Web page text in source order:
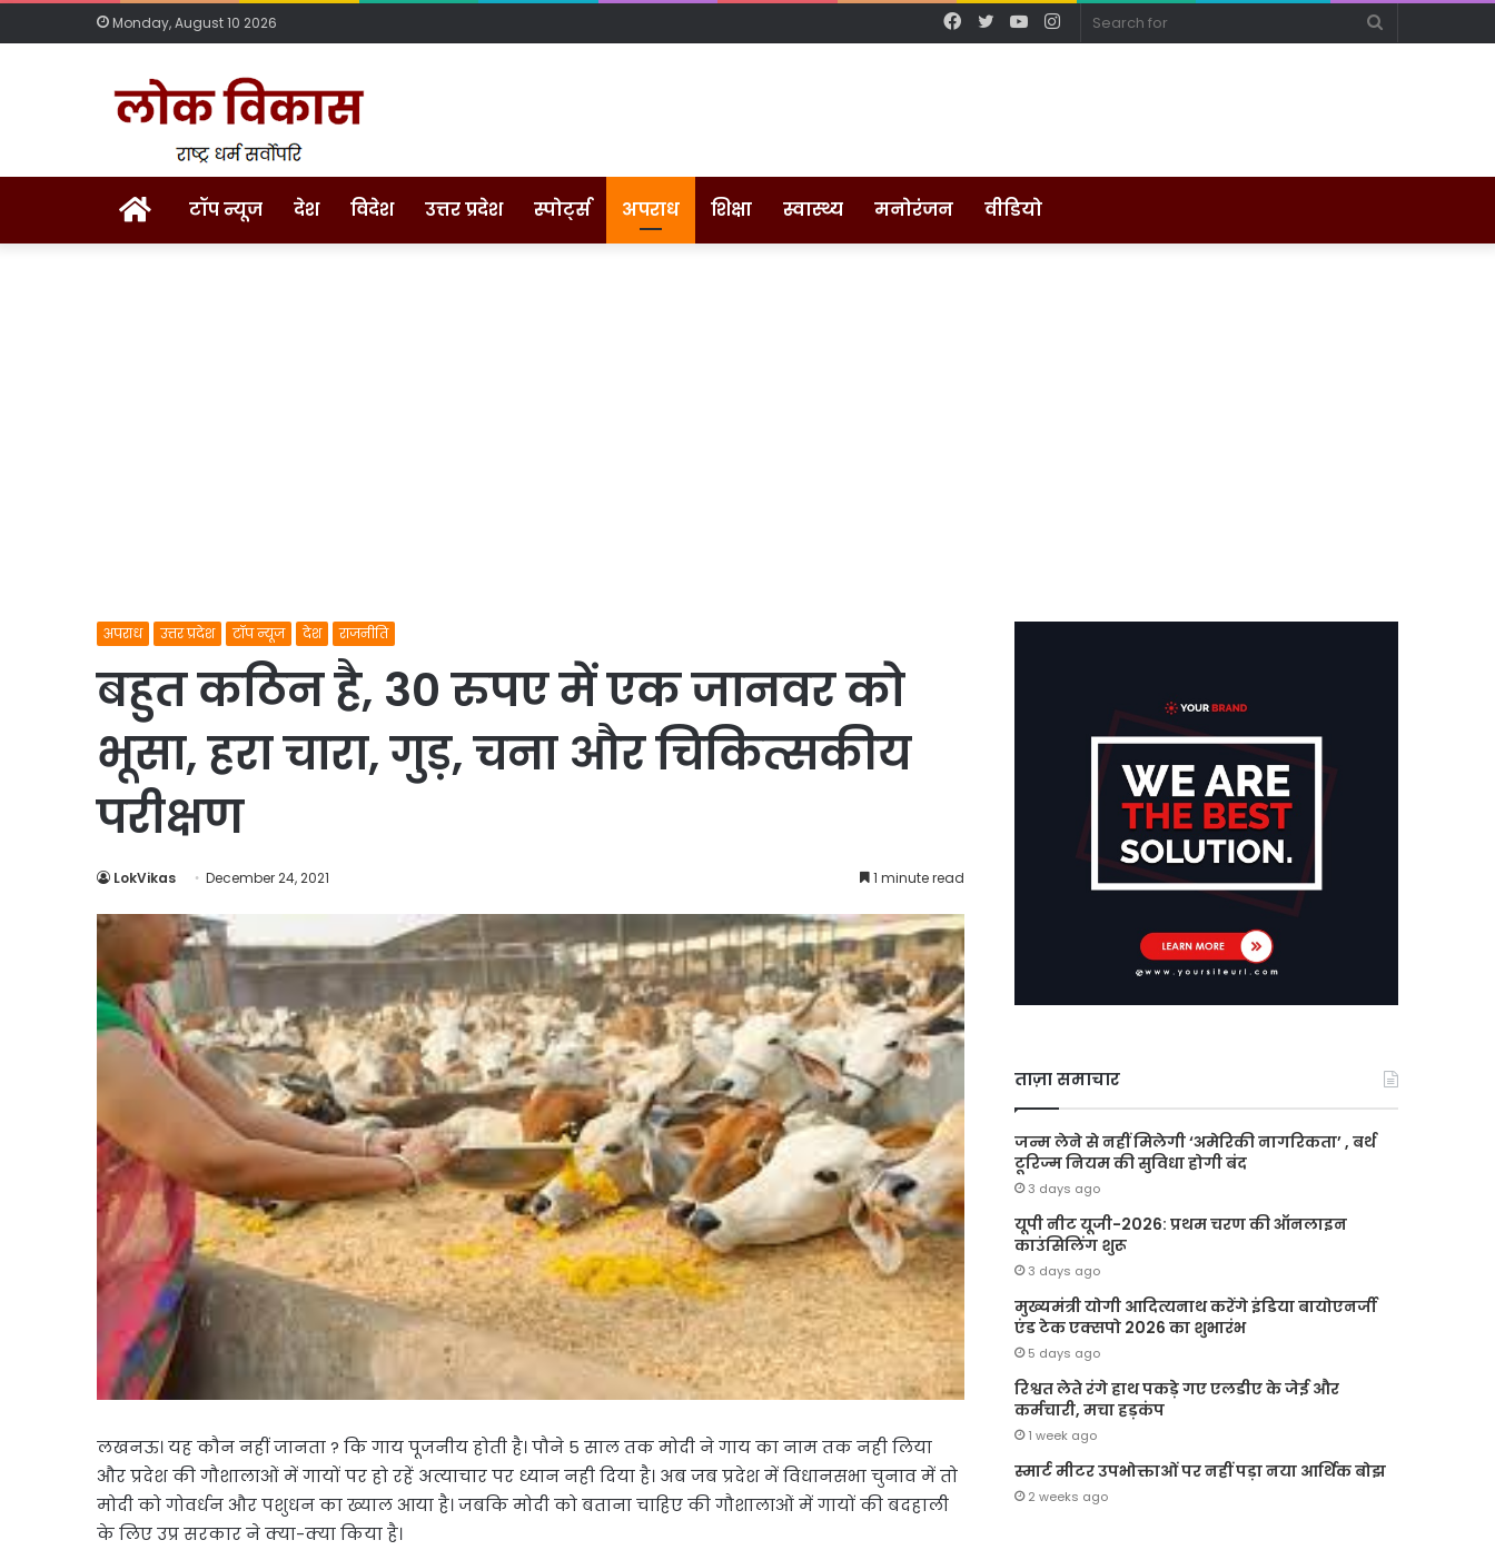
Monday, August 10 2026 Instagram
YouTube
Twitter
Facebook
Homeटॉप न्यूज देश विदेश उत्तर प्रदेश स्पोर्ट्स अपराध शिक्षा स्वास्थ्य मनोरंजन वीडियो
अपराध उत्तर प्रदेश टॉप न्यूज देश राजनीति
बहुत कठिन है, 30 रुपए में एक जानवर को
भूसा, हरा चारा, गुड़, चना और चिकित्सकीय
परीक्षण
LokVikas December 24, 2021 1 minute read
लखनऊ। यह कौन नहीं जानता ? कि गाय पूजनीय होती है। पौने 5 साल तक मोदी ने गाय का नाम तक नही लिया
और प्रदेश की गौशालाओं में गायों पर हो रहें अत्याचार पर ध्यान नही दिया है। अब जब प्रदेश में विधानसभा चुनाव में तो
मोदी को गोवर्धन और पशुधन का ख्याल आया है। जबकि मोदी को बताना चाहिए की गौशालाओं में गायों की बदहाली
के लिए उप्र सरकार ने क्या-क्या किया है।
ताज़ा समाचार
जन्म लेने से नहीं मिलेगी ‘अमेरिकी नागरिकता’ , बर्थ
टूरिज्म नियम की सुविधा होगी बंद
3 days ago
यूपी नीट यूजी-2026: प्रथम चरण की ऑनलाइन
काउंसिलिंग शुरू
3 days ago
मुख्यमंत्री योगी आदित्यनाथ करेंगे इंडिया बायोएनर्जी
एंड टेक एक्सपो 2026 का शुभारंभ
5 days ago
रिश्वत लेते रंगे हाथ पकड़े गए एलडीए के जेई और
कर्मचारी, मचा हड़कंप
1 week ago
स्मार्ट मीटर उपभोक्ताओं पर नहीं पड़ा नया आर्थिक बोझ
2 weeks ago